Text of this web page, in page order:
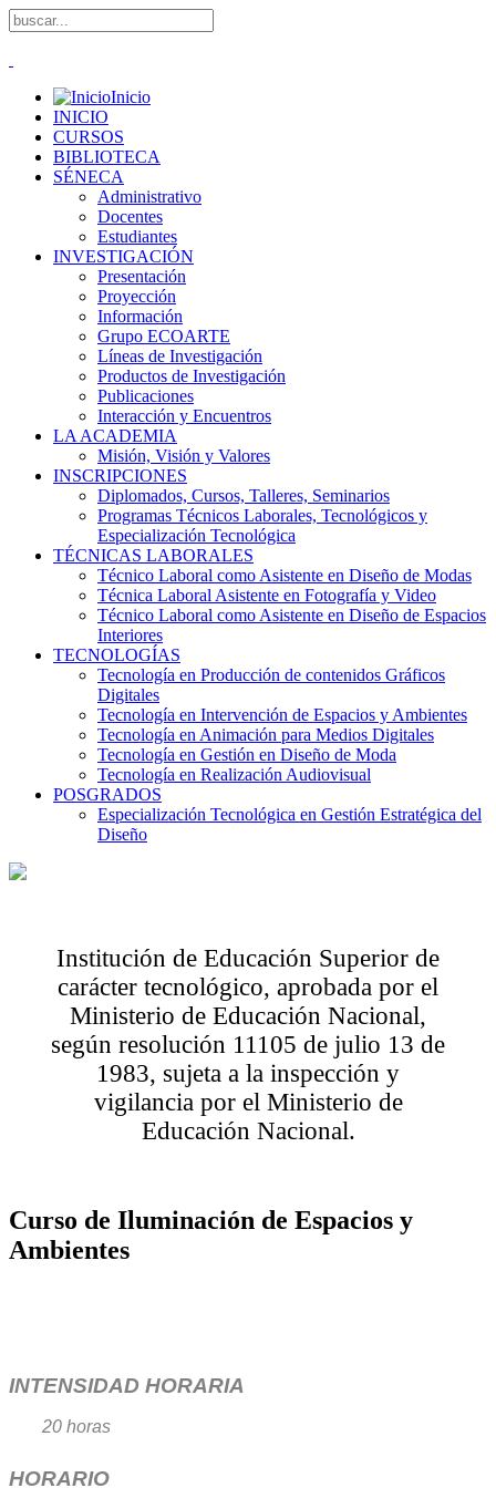
Inicio
INICIO
CURSOS
BIBLIOTECA
SÉNECA
Administrativo
Docentes
Estudiantes
INVESTIGACIÓN
Presentación
Proyección
Información
Grupo ECOARTE
Líneas de Investigación
Productos de Investigación
Publicaciones
Interacción y Encuentros
LA ACADEMIA
Misión, Visión y Valores
INSCRIPCIONES
Diplomados, Cursos, Talleres, Seminarios
Programas Técnicos Laborales, Tecnológicos y
Especialización Tecnológica
TÉCNICAS LABORALES
Técnico Laboral como Asistente en Diseño de Modas
Técnica Laboral Asistente en Fotografía y Video
Técnico Laboral como Asistente en Diseño de Espacios
Interiores
TECNOLOGÍAS
Tecnología en Producción de contenidos Gráficos
Digitales
Tecnología en Intervención de Espacios y Ambientes
Tecnología en Animación para Medios Digitales
Tecnología en Gestión en Diseño de Moda
Tecnología en Realización Audiovisual
POSGRADOS
Especialización Tecnológica en Gestión Estratégica del
Diseño
Institución de Educación Superior de
carácter tecnológico, aprobada por el
Ministerio de Educación Nacional,
según resolución 11105 de julio 13 de
1983, sujeta a la inspección y
vigilancia por el Ministerio de
Educación Nacional.
Curso de Iluminación de Espacios y
Ambientes
INTENSIDAD HORARIA
20 horas
HORARIO